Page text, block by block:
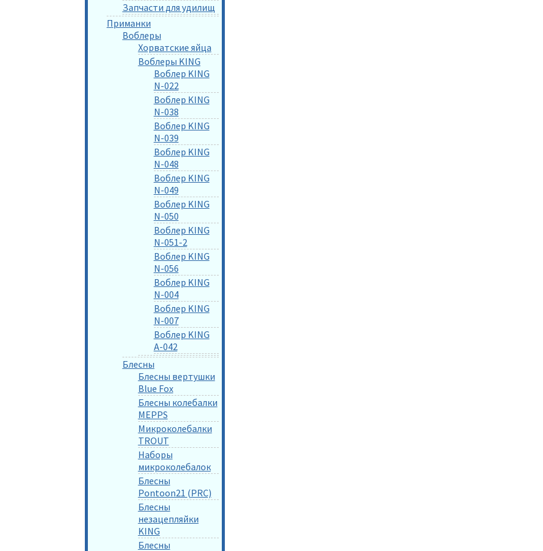
Запчасти для удилищ
Приманки
Воблеры
Хорватские яйца
Воблеры KING
Воблер KING
N-022
Воблер KING
N-038
Воблер KING
N-039
Воблер KING
N-048
Воблер KING
N-049
Воблер KING
N-050
Воблер KING
N-051-2
Воблер KING
N-056
Воблер KING
N-004
Воблер KING
N-007
Воблер KING
A-042
Блесны
Блесны вертушки
Blue Fox
Блесны колебалки
MEPPS
Микроколебалки
TROUT
Наборы
микроколебалок
Блесны
Pontoon21 (PRC)
Блесны
незацепляйки
KING
Блесны